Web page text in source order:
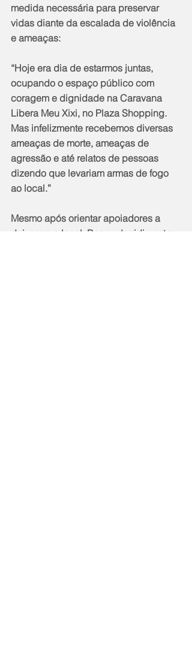
medida necessária para preservar
vidas diante da escalada de violência
e ameaças:
“Hoje era dia de estarmos juntas,
ocupando o espaço público com
coragem e dignidade na Caravana
Libera Meu Xixi, no Plaza Shopping.
Mas infelizmente recebemos diversas
ameaças de morte, ameaças de
agressão e até relatos de pessoas
dizendo que levariam armas de fogo
ao local.”
Mesmo após orientar apoiadores a
deixarem o local, Benny decidiu entrar